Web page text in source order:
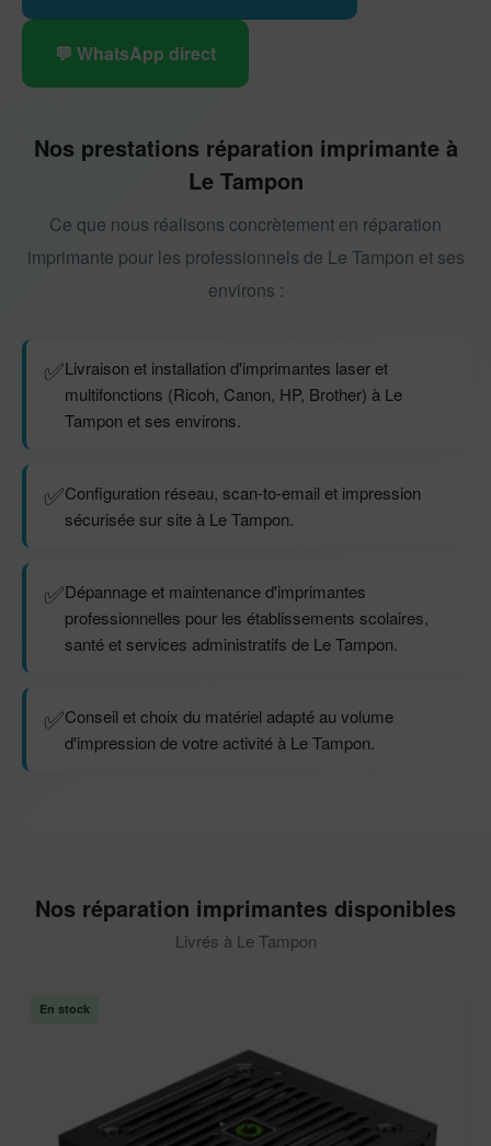
💬 WhatsApp direct
Nos prestations réparation imprimante à
Le Tampon
Ce que nous réalisons concrètement en réparation
imprimante pour les professionnels de Le Tampon et ses
environs :
✅Livraison et installation d'imprimantes laser et
multifonctions (Ricoh, Canon, HP, Brother) à Le
Tampon et ses environs.
✅Configuration réseau, scan-to-email et impression
sécurisée sur site à Le Tampon.
✅Dépannage et maintenance d'imprimantes
professionnelles pour les établissements scolaires,
santé et services administratifs de Le Tampon.
✅Conseil et choix du matériel adapté au volume
d'impression de votre activité à Le Tampon.
Nos réparation imprimantes disponibles
Livrés à Le Tampon
En stock